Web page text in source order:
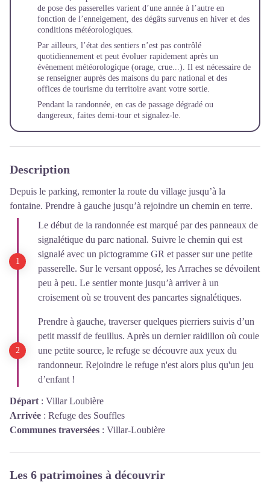
de pose des passerelles varient d’une année à l’autre en
fonction de l’enneigement, des dégâts survenus en hiver et des
conditions météorologiques.
Par ailleurs, l’état des sentiers n’est pas contrôlé
quotidiennement et peut évoluer rapidement après un
évènement météorologique (orage, crue...). Il est nécessaire de
se renseigner auprès des maisons du parc national et des
offices de tourisme du territoire avant votre sortie.
Pendant la randonnée, en cas de passage dégradé ou
dangereux, faites demi-tour et signalez-le
Description
Depuis le parking, remonter la route du village jusqu’à la
fontaine. Prendre à gauche jusqu’à rejoindre un chemin en terre.
Le début de la randonnée est marqué par des panneaux de
signalétique du parc national. Suivre le chemin qui est
signalé avec un pictogramme GR et passer sur une petite
passerelle. Sur le versant opposé, les Arraches se dévoilent
peu à peu. Le sentier monte jusqu’à arriver à un
croisement où se trouvent des pancartes signalétiques.
Prendre à gauche, traverser quelques pierriers suivis d’un
petit massif de feuillus. Après un dernier raidillon où coule
une petite source, le refuge se découvre aux yeux du
randonneur. Rejoindre le refuge n'est alors plus qu'un jeu
d’enfant !
Départ : Villar Loubière
Arrivée : Refuge des Souffles
Communes traversées : Villar-Loubière
Les 6 patrimoines à découvrir